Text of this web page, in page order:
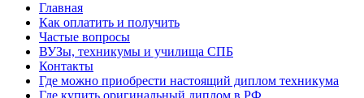
Главная
Как оплатить и получить
Частые вопросы
ВУЗы, техникумы и училища СПБ
Контакты
Где можно приобрести настоящий диплом техникума
Где купить оригинальный диплом в РФ